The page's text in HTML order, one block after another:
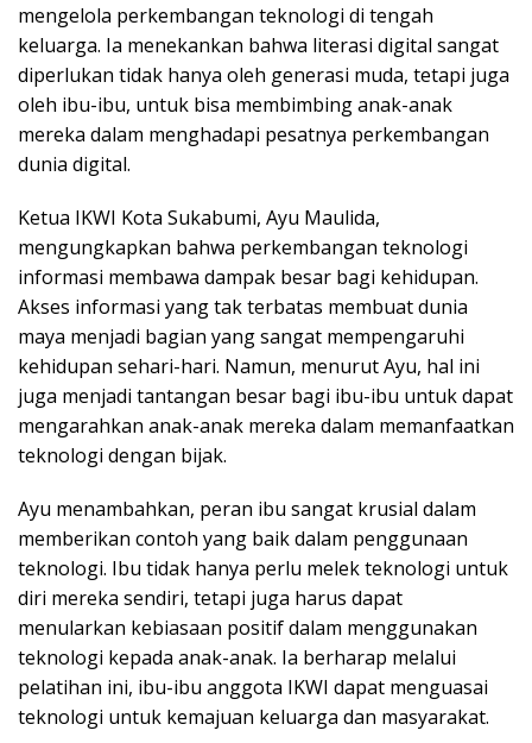
mengelola perkembangan teknologi di tengah
keluarga. Ia menekankan bahwa literasi digital sangat
diperlukan tidak hanya oleh generasi muda, tetapi juga
oleh ibu-ibu, untuk bisa membimbing anak-anak
mereka dalam menghadapi pesatnya perkembangan
dunia digital.
Ketua IKWI Kota Sukabumi, Ayu Maulida,
mengungkapkan bahwa perkembangan teknologi
informasi membawa dampak besar bagi kehidupan.
Akses informasi yang tak terbatas membuat dunia
maya menjadi bagian yang sangat mempengaruhi
kehidupan sehari-hari. Namun, menurut Ayu, hal ini
juga menjadi tantangan besar bagi ibu-ibu untuk dapat
mengarahkan anak-anak mereka dalam memanfaatkan
teknologi dengan bijak.
Ayu menambahkan, peran ibu sangat krusial dalam
memberikan contoh yang baik dalam penggunaan
teknologi. Ibu tidak hanya perlu melek teknologi untuk
diri mereka sendiri, tetapi juga harus dapat
menularkan kebiasaan positif dalam menggunakan
teknologi kepada anak-anak. Ia berharap melalui
pelatihan ini, ibu-ibu anggota IKWI dapat menguasai
teknologi untuk kemajuan keluarga dan masyarakat.